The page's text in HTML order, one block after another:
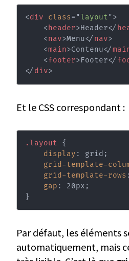
<div class= "layout">
< header>Header</
<nav>Menu</ nav>
<main>Contenu</
<footer>Footer</
</ div>
Et le CSS correspondant :
.layout
{
display : grid ;
grid-template-
grid-template-rows :
gap : 20px ;
}
Par défaut, les éléments
automatiquement, mais